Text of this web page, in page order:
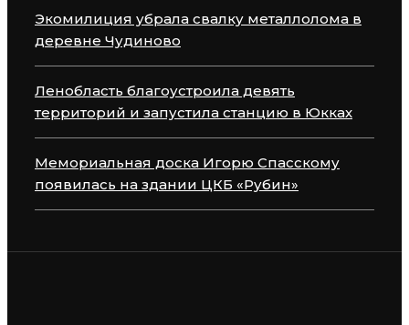
Экомилиция убрала свалку металлолома в
деревне Чудиново
Ленобласть благоустроила девять
территорий и запустила станцию в Юкках
Мемориальная доска Игорю Спасскому
появилась на здании ЦКБ «Рубин»